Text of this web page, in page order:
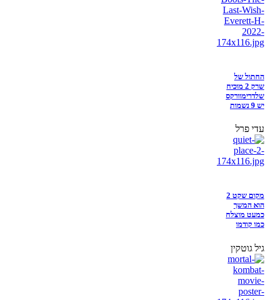
החתול של
שרק 2 מוכיח
שלדרימוורקס
יש 9 נשמות
עדי פרל
מקום שקט 2
הוא המשך
כמעט מוצלח
כמו קודמו
גיל גוטקין